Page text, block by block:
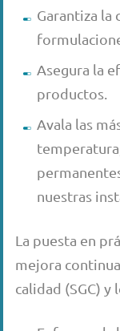
Garantiza la
Asegura la
productos.
Avala las
nuestras
La puesta en
mejora
calidad (SGC) y